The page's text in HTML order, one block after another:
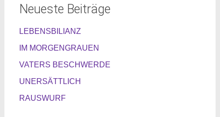
Neueste Beiträge
LEBENSBILIANZ
IM MORGENGRAUEN
VATERS BESCHWERDE
UNERSÄTTLICH
RAUSWURF